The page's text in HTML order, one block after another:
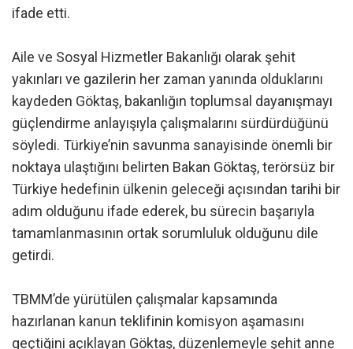
ifade etti.
Aile ve Sosyal Hizmetler Bakanlığı olarak şehit
yakınları ve gazilerin her zaman yanında olduklarını
kaydeden Göktaş, bakanlığın toplumsal dayanışmayı
güçlendirme anlayışıyla çalışmalarını sürdürdüğünü
söyledi. Türkiye’nin savunma sanayisinde önemli bir
noktaya ulaştığını belirten Bakan Göktaş, terörsüz bir
Türkiye hedefinin ülkenin geleceği açısından tarihi bir
adım olduğunu ifade ederek, bu sürecin başarıyla
tamamlanmasının ortak sorumluluk olduğunu dile
getirdi.
TBMM’de yürütülen çalışmalar kapsamında
hazırlanan kanun teklifinin komisyon aşamasını
geçtiğini açıklayan Göktaş, düzenlemeyle şehit anne